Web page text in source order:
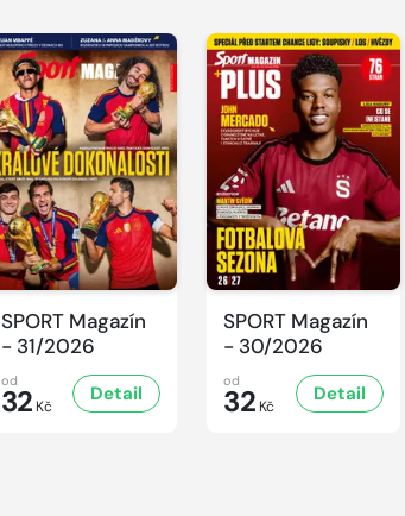
SPORT Magazín
- 31/2026
od
32 Kč
Detail
SPORT Magazín
- 30/2026
od
32 Kč
Detail